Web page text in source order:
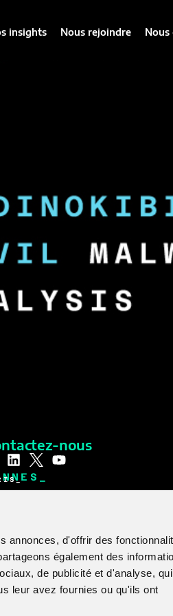
annonces, d'offrir des
également des
de publicité et d'analyse, qui
leur avez fournies ou qu'ils ont
insights Nous rejoindre Nous
nous